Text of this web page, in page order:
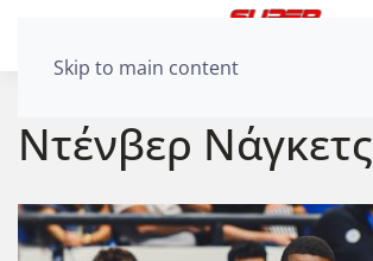
Skip to main content
Ντένβερ Νάγκετς